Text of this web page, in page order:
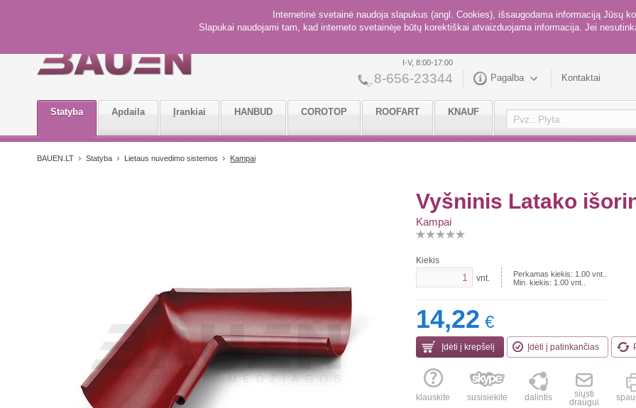
Internetinė svetainė naudoja slapukus (angl. Cookies), išsaugodama informaciją Jūsų
Slapukai naudojami tam, kad interneto svetainėje būtų korektiškai atvaizduojama informacija. Jei
I-V, 8:00-17:00
8-656-23344 Pagalba Kontaktai
Statyba Apdaila Įrankiai HANBUD COROTOP ROOFART KNAUF
BAUEN.LT Statyba Lietaus nuvedimo sistemos Kampai
Vyšninis Latako
Kampai
Kiekis
vnt.
Perkamas kiekis: 1.00 vnt..
Min. kiekis: 1.00 vnt..
14,22 €
Įdėti į krepšelį Įdėti į patinkančias
klauskite susisiekite dalintis
siųsti
draugui